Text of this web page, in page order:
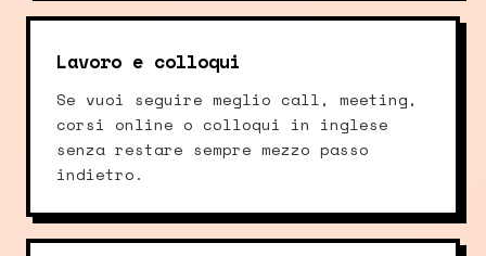
Lavoro e colloqui
Se vuoi seguire meglio call, meeting,
corsi online o colloqui in inglese
senza restare sempre mezzo passo
indietro.